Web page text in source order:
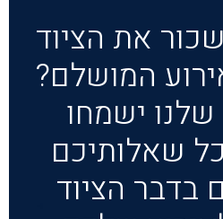
את הציוד
המושלם?
ישמחו
שאלותיכם
בדבר הציוד